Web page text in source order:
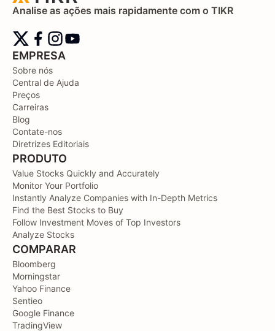
Analise as ações mais rapidamente com o TIKR
EMPRESA
Sobre nós
Central de Ajuda
Preços
Carreiras
Blog
Contate-nos
Diretrizes Editoriais
PRODUTO
Value Stocks Quickly and Accurately
Monitor Your Portfolio
Instantly Analyze Companies with In-Depth Metrics
Find the Best Stocks to Buy
Follow Investment Moves of Top Investors
Analyze Stocks
COMPARAR
Bloomberg
Morningstar
Yahoo Finance
Sentieo
Google Finance
TradingView